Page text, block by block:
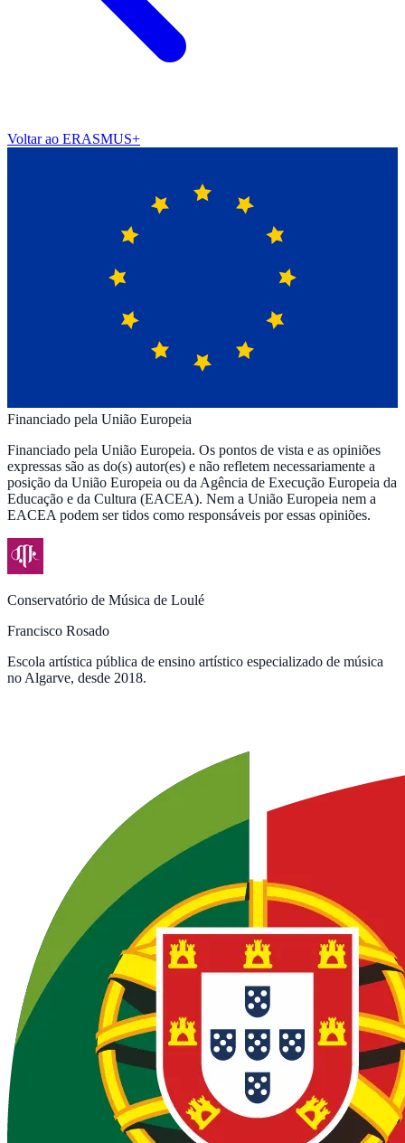
Voltar ao ERASMUS+
Financiado pela União Europeia
Financiado pela União Europeia. Os pontos de vista e as opiniões
expressas são as do(s) autor(es) e não refletem necessariamente a
posição da União Europeia ou da Agência de Execução Europeia da
Educação e da Cultura (EACEA). Nem a União Europeia nem a
EACEA podem ser tidos como responsáveis por essas opiniões.
Conservatório de Música de Loulé
Francisco Rosado
Escola artística pública de ensino artístico especializado de música
no Algarve, desde 2018.